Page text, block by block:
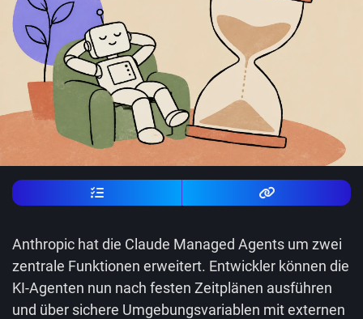
Anthropic hat die Claude Managed Agents um zwei
zentrale Funktionen erweitert. Entwickler können die
KI-Agenten nun nach festen Zeitplänen ausführen
und über sichere Umgebungsvariablen mit externen